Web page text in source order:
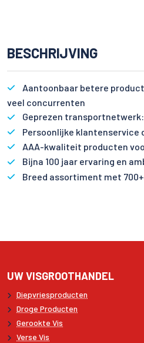
BESCHRIJVING
Aantoonbaar betere
veel concurrenten
Geprezen
Persoonlijke klantenservice
AAA-kwaliteit producten
Bijna 100 jaar ervaring en
Breed assortiment met
UW VISGROOTHANDEL
Diepvriesproducten
Droge Producten
Gerookte Vis
Verse Vis